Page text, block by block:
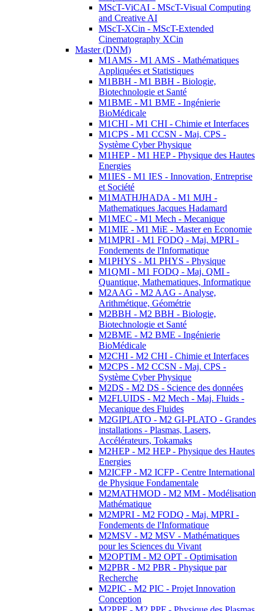
MScT-ViCAI - MScT-Visual Computing
and Creative AI
MScT-XCin - MScT-Extended
Cinematography XCin
Master (DNM)
M1AMS - M1 AMS - Mathématiques
Appliquées et Statistiques
M1BBH - M1 BBH - Biologie,
Biotechnologie et Santé
M1BME - M1 BME - Ingénierie
BioMédicale
M1CHI - M1 CHI - Chimie et Interfaces
M1CPS - M1 CCSN - Maj. CPS -
Système Cyber Physique
M1HEP - M1 HEP - Physique des Hautes
Energies
M1IES - M1 IES - Innovation, Entreprise
et Société
M1MATHJHADA - M1 MJH -
Mathematiques Jacques Hadamard
M1MEC - M1 Mech - Mecanique
M1MIE - M1 MiE - Master en Economie
M1MPRI - M1 FODQ - Maj. MPRI -
Fondements de l'Informatique
M1PHYS - M1 PHYS - Physique
M1QMI - M1 FODQ - Maj. QMI -
Quantique, Mathematiques, Informatique
M2AAG - M2 AAG - Analyse,
Arithmétique, Géométrie
M2BBH - M2 BBH - Biologie,
Biotechnologie et Santé
M2BME - M2 BME - Ingénierie
BioMédicale
M2CHI - M2 CHI - Chimie et Interfaces
M2CPS - M2 CCSN - Maj. CPS -
Système Cyber Physique
M2DS - M2 DS - Science des données
M2FLUIDS - M2 Mech - Maj. Fluids -
Mecanique des Fluides
M2GIPLATO - M2 GI-PLATO - Grandes
installations - Plasmas, Lasers,
Accélérateurs, Tokamaks
M2HEP - M2 HEP - Physique des Hautes
Energies
M2ICFP - M2 ICFP - Centre International
de Physique Fondamentale
M2MATHMOD - M2 MM - Modélisation
Mathématique
M2MPRI - M2 FODQ - Maj. MPRI -
Fondements de l'Informatique
M2MSV - M2 MSV - Mathématiques
pour les Sciences du Vivant
M2OPTIM - M2 OPT - Optimisation
M2PBR - M2 PBR - Physique par
Recherche
M2PIC - M2 PIC - Projet Innovation
Conception